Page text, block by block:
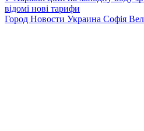
відомі нові тарифи
Город Новости Украина Софія